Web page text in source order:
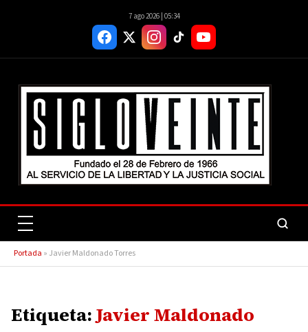
7 ago 2026 | 05:34
Portada » Javier Maldonado Torres
Etiqueta:Javier Maldonado